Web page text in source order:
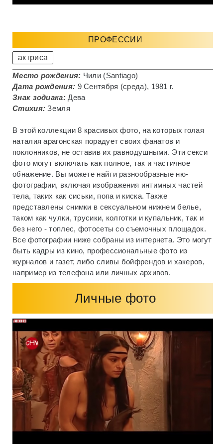
ПРОФЕССИИ
актриса
Место рождения: Чили (Santiago)
Дата рождения: 9 Сентября (среда), 1981 г.
Знак зодиака:Дева
Стихия: Земля
В этой коллекции 8 красивых фото, на которых голая
наталия арагонская порадует своих фанатов и
поклонников, не оставив их равнодушными. Эти секси
фото могут включать как полное, так и частичное
обнажение. Вы можете найти разнообразные ню-
фотографии, включая изображения интимных частей
тела, таких как сиськи, попа и киска. Также
представлены снимки в сексуальном нижнем белье,
таком как чулки, трусики, колготки и купальник, так и
без него - топлес, фотосеты со съемочных площадок.
Все фотографии ниже собраны из интернета. Это могут
быть кадры из кино, профессиональные фото из
журналов и газет, либо сливы бойфрендов и хакеров,
например из телефона или личных архивов.
Личные фото